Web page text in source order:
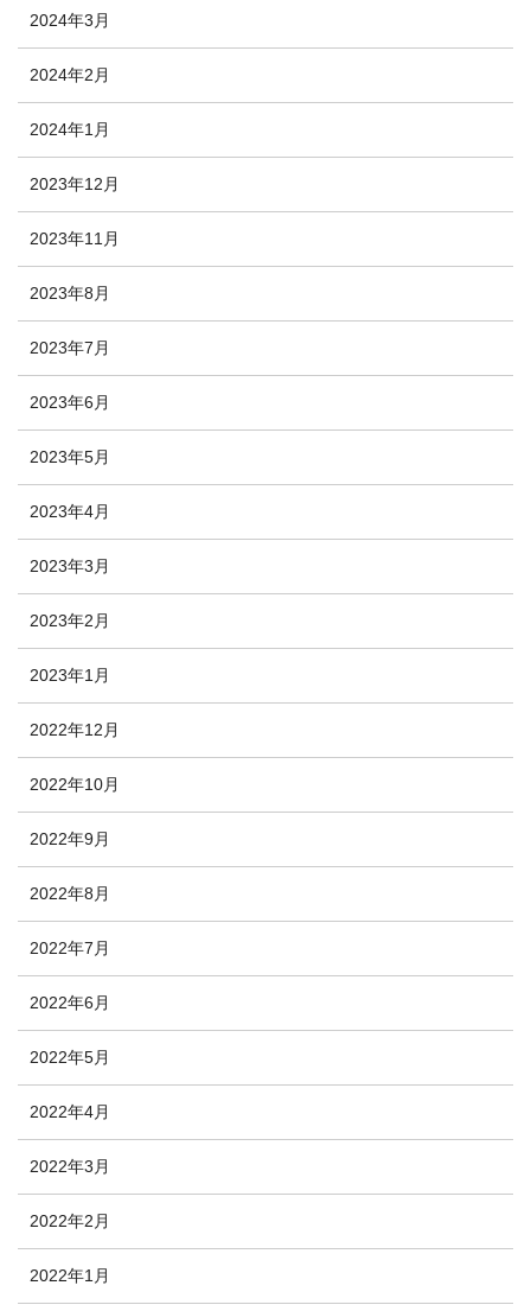
2024年3月
2024年2月
2024年1月
2023年12月
2023年11月
2023年8月
2023年7月
2023年6月
2023年5月
2023年4月
2023年3月
2023年2月
2023年1月
2022年12月
2022年10月
2022年9月
2022年8月
2022年7月
2022年6月
2022年5月
2022年4月
2022年3月
2022年2月
2022年1月